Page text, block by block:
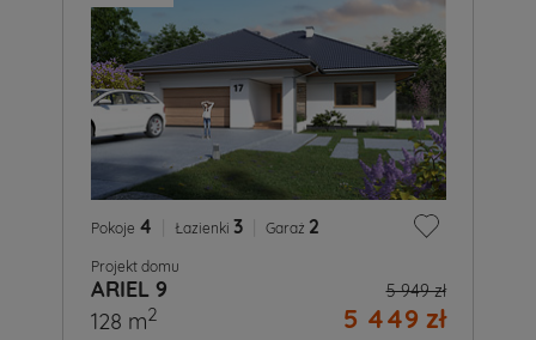
Pokoje 4 Łazienki 3 Garaż 2
Projekt domu
ARIEL 9 5 949 zł
5 449 zł
128 m2